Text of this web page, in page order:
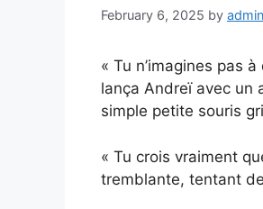
February 6, 2025 by admin
« Tu n’imagines pas
lança Andreï avec un
simple petite souris
« Tu crois vraiment
tremblante, tentant